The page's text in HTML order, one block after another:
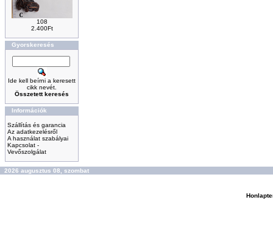
108
2.400Ft
Gyorskeresés
Ide kell beírni a keresett
cikk nevét.
Összetett keresés
Információk
Szállítás és garancia
Az adatkezelésről
A használat szabályai
Kapcsolat -
Vevőszolgálat
2026 augusztus 08, szombat